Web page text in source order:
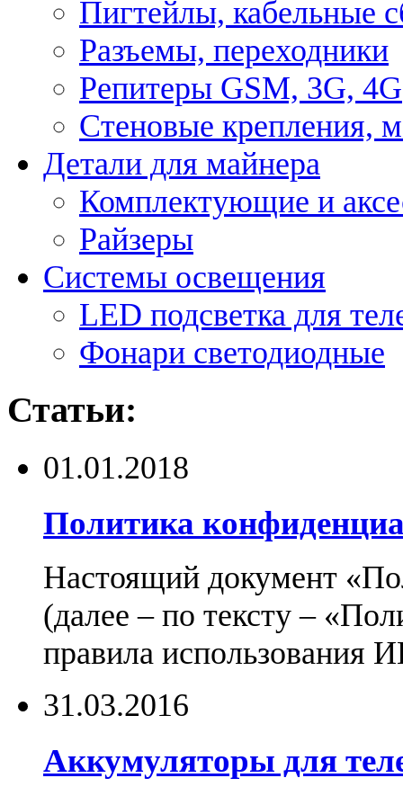
Пигтейлы, кабельные
Разъемы, переходники
Репитеры GSM, 3G, 4G
Стеновые крепления,
Детали для майнера
Комплектующие и
Райзеры
Системы освещения
LED подсветка для
Фонари светодиодные
Статьи:
01.01.2018
Политика
Настоящий документ
(далее – по тексту –
правила использования
31.03.2016
Аккумуляторы для